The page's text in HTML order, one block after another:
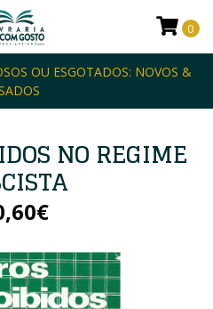
OU ESGOTADOS: NOVOS &
0
NO REGIME